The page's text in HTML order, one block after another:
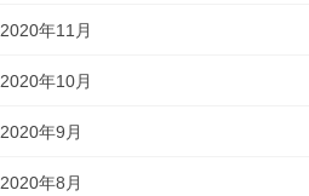
2020年11月
2020年10月
2020年9月
2020年8月